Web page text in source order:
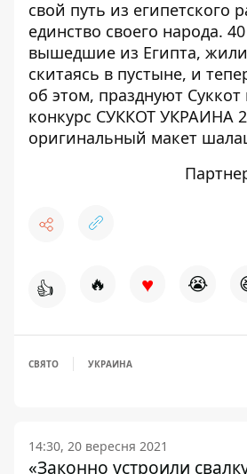
свой путь из египетского
единство своего народа.
вышедшие из Египта,
скитаясь в пустыне, и
об этом, празднуют
конкурс СУККОТ УКРАИНА
оригинальный макет
👍 🔥 ♥ 😭
СВЯТО УКРАИНА
14:30, 20 вересня 2021
«Законно устроили